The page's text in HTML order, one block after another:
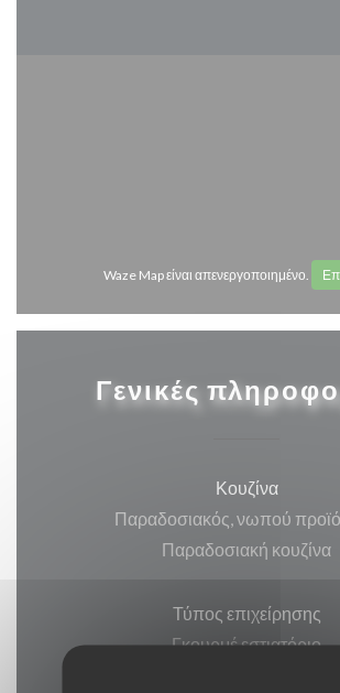
Waze Map είναι απενεργοποιημένο.
Γενικές
Κουζίνα
Παραδοσιακός, νωπού
Παραδοσιακή κουζίνα
Τύπος επιχείρησης
Γκουρμέ εστιατόριο